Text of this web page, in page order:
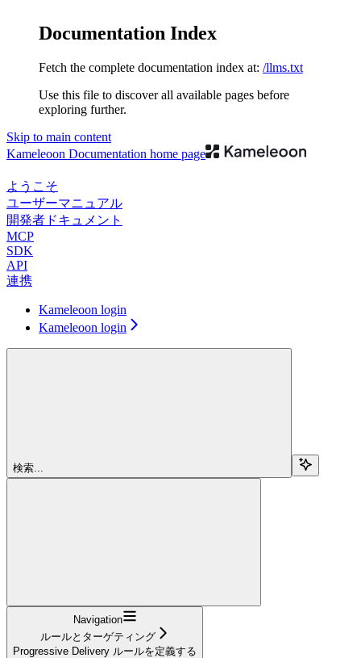
Documentation Index
Fetch the complete documentation index at: /llms.txt
Use this file to discover all available pages before
exploring further.
Skip to main content
Kameleoon Documentation home page
ようこそ
ユーザーマニュアル
開発者ドキュメント
MCP
SDK
API
連携
Kameleoon login
Kameleoon login
検索...
Navigation
ルールとターゲティング
Progressive Delivery ルールを定義する